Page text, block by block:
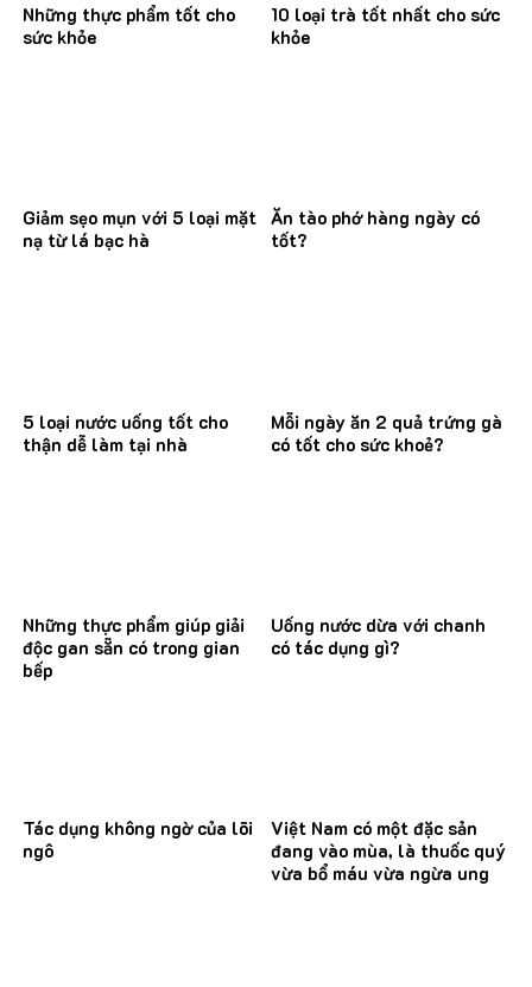
Những thực phẩm tốt cho
sức khỏe
10 loại trà tốt nhất cho sức
khỏe
Giảm sẹo mụn với 5 loại mặt
nạ từ lá bạc hà
Ăn tào phớ hàng ngày có
tốt?
5 loại nước uống tốt cho
thận dễ làm tại nhà
Mỗi ngày ăn 2 quả trứng gà
có tốt cho sức khoẻ?
Những thực phẩm giúp giải
độc gan sẵn có trong gian
bếp
Uống nước dừa với chanh
có tác dụng gì?
Tác dụng không ngờ của lõi
ngô
Việt Nam có một đặc sản
đang vào mùa, là thuốc quý
vừa bổ máu vừa ngừa ung